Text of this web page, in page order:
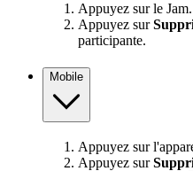
Appuyez sur le Jam.
Appuyez sur
participante.
Mobile
Appuyez sur
Appuyez sur